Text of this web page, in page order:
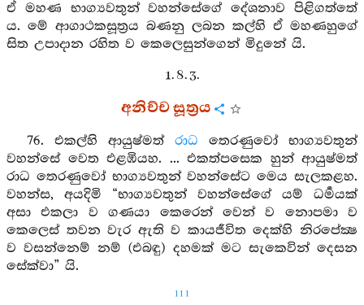
ඒ මහණ භාග්‍යවතුන් වහන්සේගේ දේශනාව පිළිගත්තේ
ය. මේ ආගාථකසූත්‍රය බණනු ලබන කල්හි ඒ මහණහුගේ
සිත උපාදාන රහිත ව කෙලෙසුන්ගෙන් මිදුනේ යි.
1. 8. 3.
අනිච්ච සූත්‍රය
76. එකල්හි ආයුෂ්මත් රාධ තෙරණුවෝ භාග්‍යවතුන්
වහන්සේ වෙත එළඹියහ. ... එකත්පසෙක හුන් ආයුෂ්මත්
රාධ තෙරණුවෝ භාග්‍යවතුන් වහන්සේට මෙය සැලකළහ.
වහන්ස, අයදිමි “භාග්‍යවතුන් වහන්සේගේ යම් ධර්‍මයක්
අසා එකලා ව ගණයා කෙරෙන් වෙන් ව නොපමා ව
කෙලෙස් තවන වැර ඇති ව කායජීවිත දෙක්හි නිරපේක්‍ෂ
ව වසන්නෙම් නම් (එබඳු) දහමක් මට සැකෙවින් දෙසන
සේක්වා” යි.
111